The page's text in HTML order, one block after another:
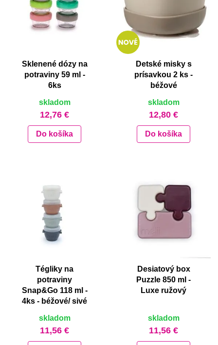
Sklenené dózy na
potraviny 59 ml -
6ks
skladom
12,76 €
Do košíka
Detské misky s
prísavkou 2 ks -
béžové
skladom
12,80 €
Do košíka
Tégliky na
potraviny
Snap&Go 118 ml -
4ks - béžové/ sivé
skladom
11,56 €
Desiatový box
Puzzle 850 ml -
Luxe ružový
skladom
11,56 €